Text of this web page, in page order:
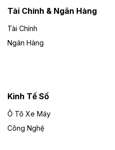
Lai
Bốn doanh nghiệp có sự
phần Tập đoàn Đức Long
Gia Lai với tổng vốn hơn
Đồng Nai cho thuê gần
công nghiệp ở Long
UBND TP Đồng Nai cho
đất để đầu tư khu công
Tài Chính & Ngân Hàng
Tài Chính
Ngân Hàng
Kinh Tế Số
Ô Tô Xe Máy
Công Nghệ